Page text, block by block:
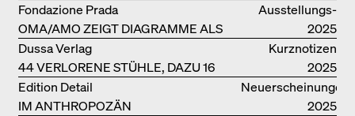
Ausstellungs­
kataloge
OMA/AMO ZEIGT DIAGRAMME ALS
NARRATIVE DER ERKENNTNIS
Fondazione Prada
2025
Kurznotizen
44 VERLORENE STÜHLE, DAZU 16
SOFAS UND BÄNKE
Dussa Verlag
2025
Neuerscheinungen
IM ANTHROPOZÄN
Edition Detail
2025